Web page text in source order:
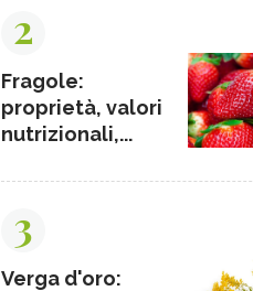
2
Fragole:
proprietà, valori
nutrizionali,...
3
Verga d'oro: